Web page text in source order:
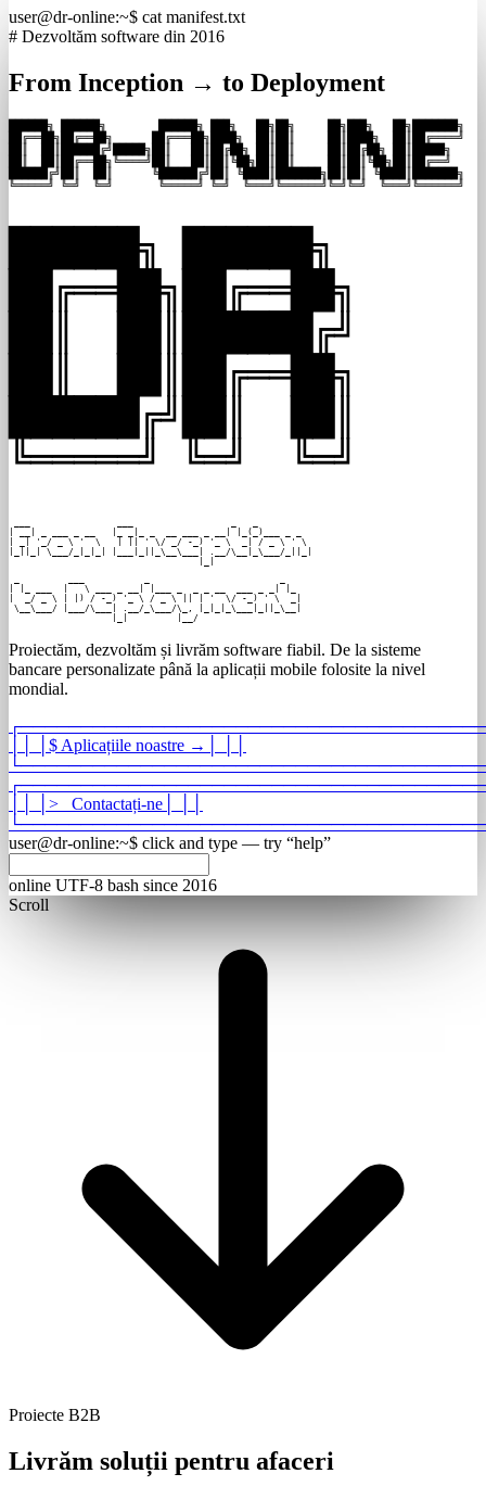
user@dr-online:~$ cat manifest.txt
# Dezvoltăm software din 2016
From Inception → to Deployment
██████╗ ██████╗        ██████╗ ███╗   ██╗██╗     ██╗███╗   ██╗███████╗
██╔══██╗██╔══██╗      ██╔═══██╗████╗  ██║██║     ██║████╗  ██║██╔════╝
██║  ██║██████╔╝█████╗██║   ██║██╔██╗ ██║██║     ██║██╔██╗ ██║█████╗
██║  ██║██╔══██╗╚════╝██║   ██║██║╚██╗██║██║     ██║██║╚██╗██║██╔══╝
██████╔╝██║  ██║      ╚██████╔╝██║ ╚████║███████╗██║██║ ╚████║███████╗
╚═════╝ ╚═╝  ╚═╝       ╚═════╝ ╚═╝  ╚═══╝╚══════╝╚═╝╚═╝  ╚═══╝╚══════╝
██████╗ ██████╗
██╔══██╗██╔══██╗
██║  ██║██████╔╝
██║  ██║██╔══██╗
██████╔╝██║  ██║
╚═════╝ ╚═╝  ╚═╝
| __| _ ___ _ __   |_ _|_ _  __ ___ _ __| |_(_)___ _ _
| _| '_/ _ \ '  \   | || ' \/ _/ -_) '_ \  _| / _ \ ' \
|_||_| \___/_|_|_| |___|_||_\__\___| .__/\__|_\___/_||_|
| |_ ___  |   \ ___ _ __| |___ _  _ _ __  ___ _ _| |_
|  _/ _ \ | |) / -_) '_ \ / _ \ || | '  \/ -_) ' \  _|
\__\___/ |___/\___| .__/_\___/\_, |_|_|_\___|_||_\__|
                   |_|         |__/
Proiectăm, dezvoltăm și livrăm software fiabil. De la sisteme
bancare personalizate până la aplicații mobile folosite la nivel
mondial.
┌
$ Aplicațiile noastre →
└
┌
>_ Contactați-ne
└
user@dr-online:~$ click and type — try “help”
online UTF-8 bash since 2016
Scroll
Proiecte B2B
Livrăm soluții pentru afaceri